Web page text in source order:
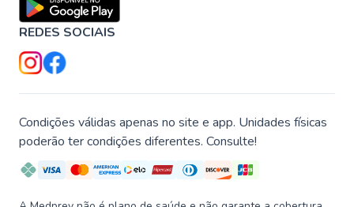
REDES SOCIAIS
Condições válidas apenas no site e app. Unidades físicas
poderão ter condições diferentes. Consulte!